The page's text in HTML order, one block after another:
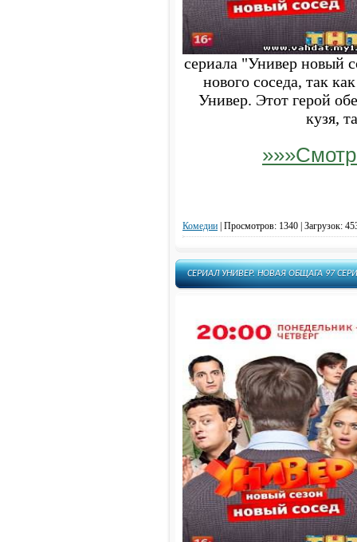
сериала "Универ новый
нового соседа, так
Универ. Этот герой
кузя,
Комедии Просмотров: 1340 | Загрузок:
СЕРИАЛ УНИВЕР. НОВАЯ ОБЩАГА 97